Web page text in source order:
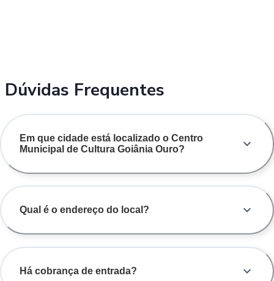
Dúvidas Frequentes
Em que cidade está localizado o Centro
Municipal de Cultura Goiânia Ouro?
Qual é o endereço do local?
Há cobrança de entrada?